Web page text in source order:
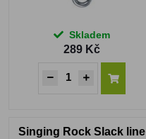
Skladem
289 Kč
Singing Rock Slack line